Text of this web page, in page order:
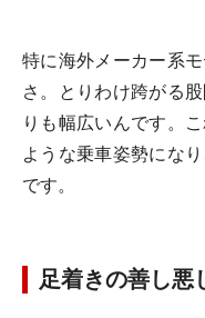
特に海外メーカー系
さ。とりわけ跨がる
りも幅広いんです。
ような乗車姿勢にな
です。
足着きの善し悪